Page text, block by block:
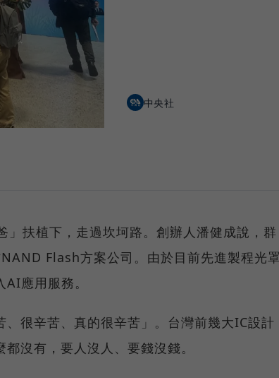
中央社
扶植下，走過坎坷路。創辦人潘健成說，群
Flash方案公司。由於目前先進製程光
應用服務。
很辛苦、真的很辛苦」。台灣前幾大IC設計
沒有，要人沒人、要錢沒錢。